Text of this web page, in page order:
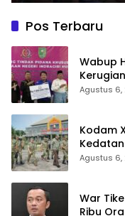
Pos Terbaru
Wabup
Korupsi
Agustus 6,
Kodam
Yonif TP
Agustus 6,
War
Ribu